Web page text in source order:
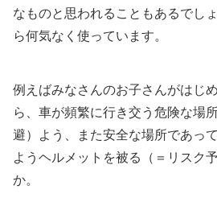
なものと思われることもあるでし
ら何気なく使っています。
例えばみなさんのお子さんがはじ
ら、車が頻繁に行き交う危険な場
避）よう、また安全な場所であっ
ようヘルメットを被る（＝リスク
か。